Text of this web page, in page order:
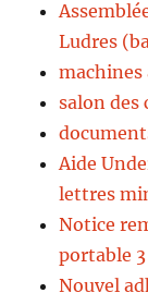
Ludres
machines
salon des
Aide
lettres
Notice
portable
Nouvel